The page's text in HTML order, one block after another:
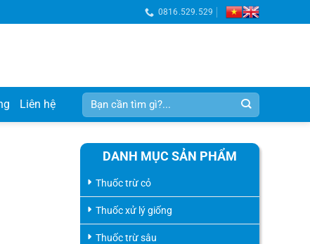
0816.529.529
Liên hệ
Tìm
kiếm:
DANH MỤC SẢN PHẨM
Thuốc trừ cỏ
Thuốc xử lý giống
Thuốc trừ sâu